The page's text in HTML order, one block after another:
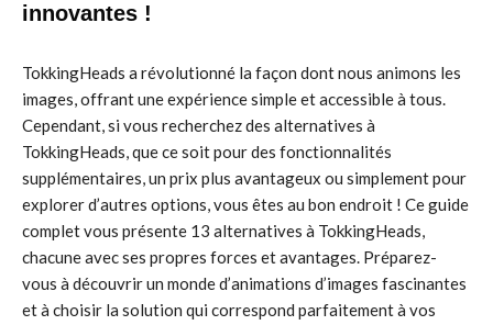
innovantes !
TokkingHeads a révolutionné la façon dont nous animons les
images, offrant une expérience simple et accessible à tous.
Cependant, si vous recherchez des alternatives à
TokkingHeads, que ce soit pour des fonctionnalités
supplémentaires, un prix plus avantageux ou simplement pour
explorer d’autres options, vous êtes au bon endroit ! Ce guide
complet vous présente 13 alternatives à TokkingHeads,
chacune avec ses propres forces et avantages. Préparez-
vous à découvrir un monde d’animations d’images fascinantes
et à choisir la solution qui correspond parfaitement à vos